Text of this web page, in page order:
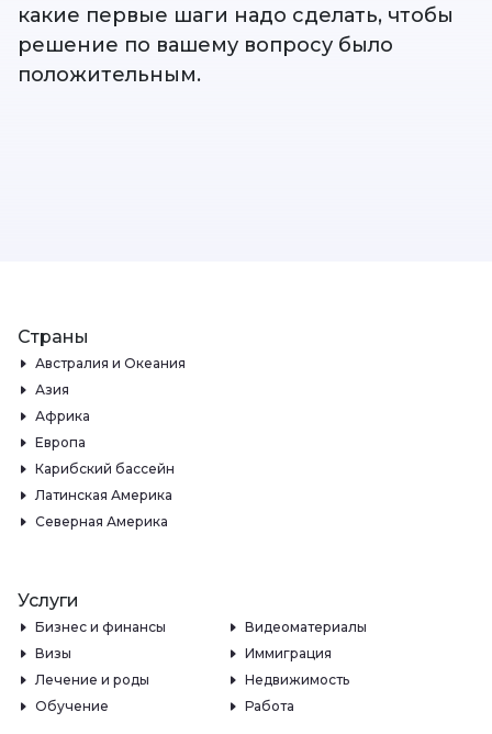
какие первые шаги надо сделать, чтобы
решение по вашему вопросу было
положительным.
Страны
Австралия и Океания
Азия
Африка
Европа
Карибский бассейн
Латинская Америка
Северная Америка
Услуги
Бизнес и финансы
Видеоматериалы
Визы
Иммиграция
Лечение и роды
Недвижимость
Обучение
Работа